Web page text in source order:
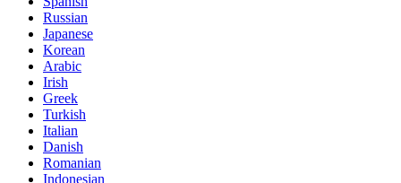
Russian
Japanese
Korean
Arabic
Irish
Greek
Turkish
Italian
Danish
Romanian
Indonesian